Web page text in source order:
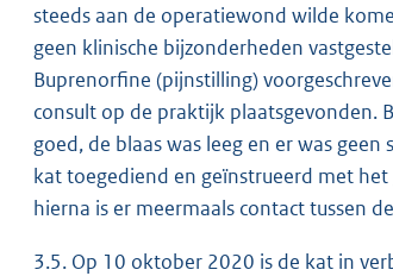
steeds aan de operatiewond wilde
geen klinische bijzonderheden
Buprenorfine (pijnstilling)
consult op de praktijk plaatsgevonden.
goed, de blaas was leeg en er was
kat toegediend en geïnstrueerd met
hierna is er meermaals contact tussen
3.5. Op 10 oktober 2020 is de kat in